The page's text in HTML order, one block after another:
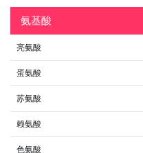
氨基酸
亮氨酸
蛋氨酸
苏氨酸
赖氨酸
色氨酸